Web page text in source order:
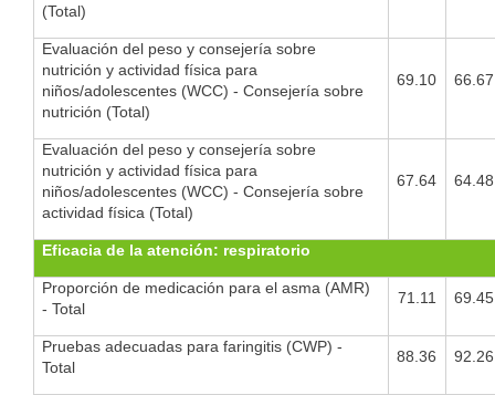
(Total)
Evaluación del peso y consejería sobre
nutrición y actividad física para
niños/adolescentes (WCC) - Consejería sobre
nutrición (Total)
69.10 66.67
Evaluación del peso y consejería sobre
nutrición y actividad física para
niños/adolescentes (WCC) - Consejería sobre
actividad física (Total)
67.64 64.48
Eficacia de la atención: respiratorio
Proporción de medicación para el asma (AMR)
- Total
71.11 69.45
Pruebas adecuadas para faringitis (CWP) -
Total
88.36 92.26